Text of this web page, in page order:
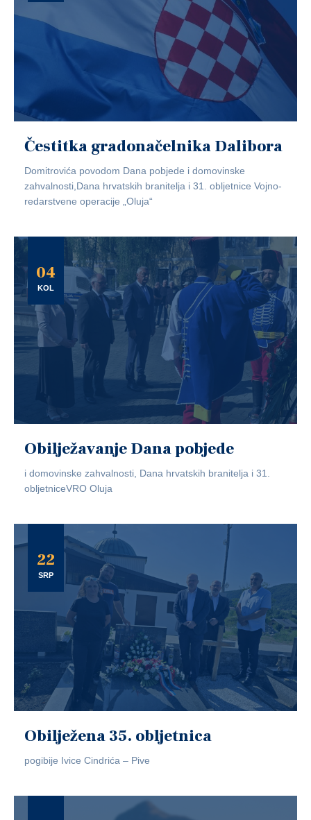
Čestitka gradonačelnika Dalibora
Domitrovića povodom Dana pobjede i domovinske
zahvalnosti,Dana hrvatskih branitelja i 31. obljetnice Vojno-
redarstvene operacije „Oluja“
04
KOL
Obilježavanje Dana pobjede
i domovinske zahvalnosti, Dana hrvatskih branitelja i 31.
obljetniceVRO Oluja
22
SRP
Obilježena 35. obljetnica
pogibije Ivice Cindrića – Pive